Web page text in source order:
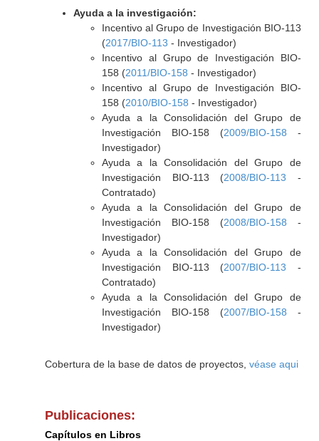
Ayuda a la investigación:
Incentivo al Grupo de Investigación BIO-113
(2017/BIO-113 - Investigador)
Incentivo al Grupo de Investigación BIO-
158 (2011/BIO-158 - Investigador)
Incentivo al Grupo de Investigación BIO-
158 (2010/BIO-158 - Investigador)
Ayuda a la Consolidación del Grupo de
Investigación BIO-158 (2009/BIO-158 -
Investigador)
Ayuda a la Consolidación del Grupo de
Investigación BIO-113 (2008/BIO-113 -
Contratado)
Ayuda a la Consolidación del Grupo de
Investigación BIO-158 (2008/BIO-158 -
Investigador)
Ayuda a la Consolidación del Grupo de
Investigación BIO-113 (2007/BIO-113 -
Contratado)
Ayuda a la Consolidación del Grupo de
Investigación BIO-158 (2007/BIO-158 -
Investigador)
Cobertura de la base de datos de proyectos, véase aqui
Publicaciones:
Capítulos en Libros